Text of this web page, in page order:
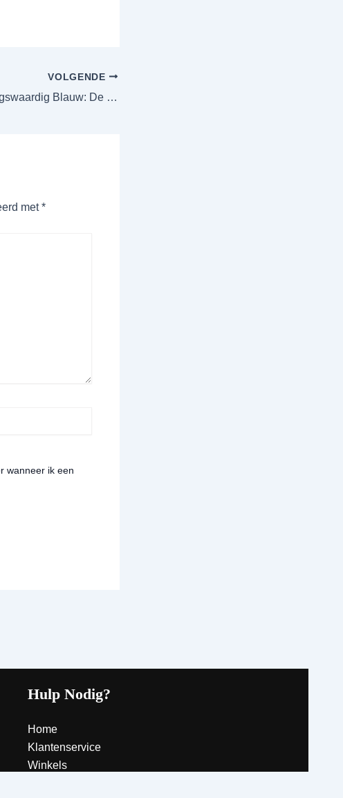
VOLGENDE
Bewonderingswaardig Blauw: De Trendkleur van 2024
met*
wanneer ik een
Hulp Nodig?
Home
Klantenservice
Winkels